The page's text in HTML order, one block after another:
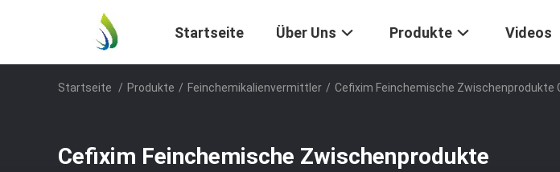
Startseite Über Uns Produkte Videos
Startseite / Produkte / Feinchemikalienvermittler / Cefixim Feinchemische Zwischenprodukte
Cefixim Feinchemische Zwischenprodukte